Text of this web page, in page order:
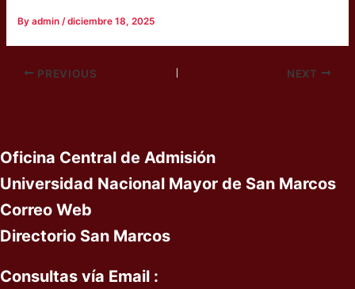
Byadmin/diciembre 18, 2025
PREVIOUS NEXT
Oficina Central de Admisión
Universidad Nacional Mayor de San Marcos
Correo Web
Directorio San Marcos
Consultas vía Email :